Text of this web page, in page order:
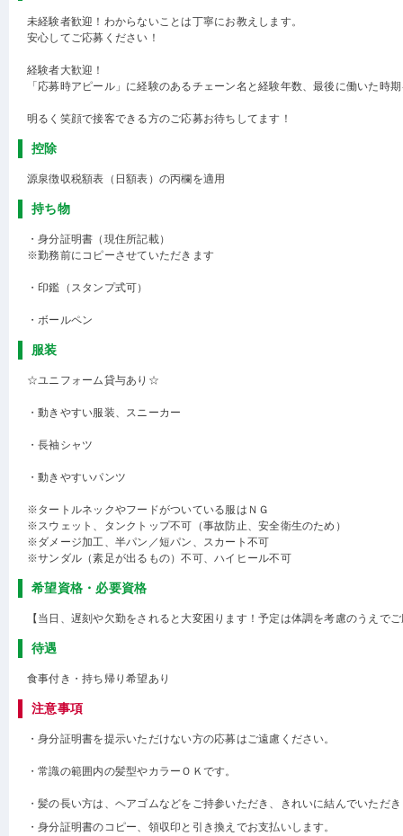
未経験者歓迎！わからないことは丁寧にお教えします。
安心してご応募ください！
経験者大歓迎！
「応募時アピール」に経験のあるチェーン名と経験年数、最後に働いた時
明るく笑顔で接客できる方のご応募お待ちしてます！
控除
源泉徴収税額表（日額表）の丙欄を適用
持ち物
・身分証明書（現住所記載）
※勤務前にコピーさせていただきます
・印鑑（スタンプ式可）
・ボールペン
服装
☆ユニフォーム貸与あり☆
・動きやすい服装、スニーカー
・長袖シャツ
・動きやすいパンツ
※タートルネックやフードがついている服はＮＧ
※スウェット、タンクトップ不可（事故防止、安全衛生のため）
※ダメージ加工、半パン／短パン、スカート不可
※サンダル（素足が出るもの）不可、ハイヒール不可
希望資格・必要資格
【当日、遅刻や欠勤をされると大変困ります！予定は体調を考慮のうえで
待遇
食事付き・持ち帰り希望あり
注意事項
・身分証明書を提示いただけない方の応募はご遠慮ください。
・常識の範囲内の髪型やカラーＯＫです。
・髪の長い方は、ヘアゴムなどをご持参いただき、きれいに結んでいただ
・身分証明書のコピー、領収印と引き換えでお支払いします。